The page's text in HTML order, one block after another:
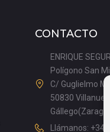
CONTACTO
ENRIQUE
Polígono San
C/ Guglielmo
50830
Llámanos: +34